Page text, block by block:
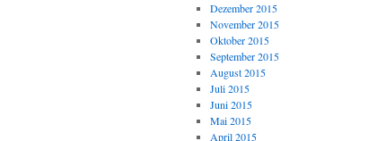
Dezember 2015
November 2015
Oktober 2015
September 2015
August 2015
Juli 2015
Juni 2015
Mai 2015
April 2015